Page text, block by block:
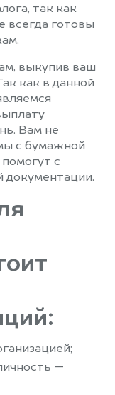
так как
всегда готовы
выкупив ваш
как в данной
Вам не
с бумажной
с
документации.
—